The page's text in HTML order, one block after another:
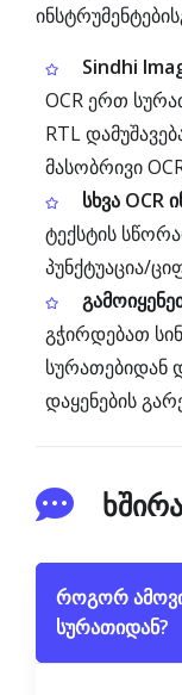
Sindhi
OCR ერთ
RTL
მასობრივი
სხვა OCR
ტექსტის
პუნქტუაცია/
გჭირდებათ
სურათებიდან
დაყენების
როგორ
სურათიდან?